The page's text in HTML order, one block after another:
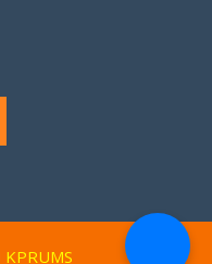
KPRUMS